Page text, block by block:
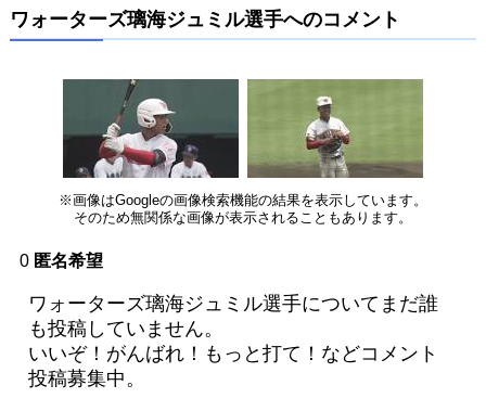
ワォーターズ璃海ジュミル選手へのコメント
※画像はGoogleの画像検索機能の結果を表示しています。
そのため無関係な画像が表示されることもあります。
0 匿名希望
ワォーターズ璃海ジュミル選手についてまだ誰
も投稿していません。
いいぞ！がんばれ！もっと打て！などコメント
投稿募集中。